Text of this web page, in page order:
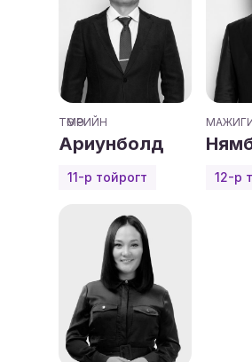
ТӨМӨРИЙН
Ариунболд
11-р тойрогт 12-р